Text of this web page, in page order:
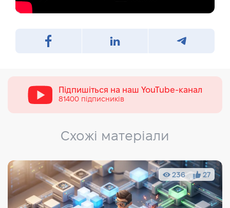
Підпишіться на наш YouTube-канал
81400 підписників
Схожі матеріали
236 27